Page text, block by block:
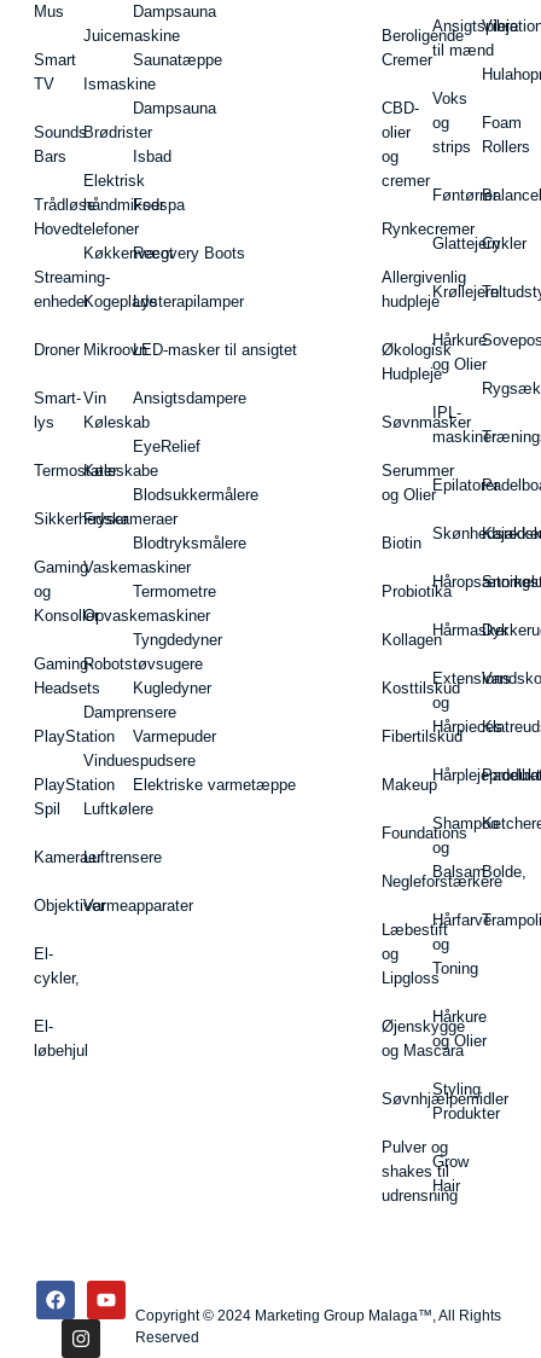
Mus
Smart
TV
Sounds
Bars
Trådløse
Hovedtelefoner
Streaming-
enheder
Droner
Smart-
lys
Termostater
Sikkerhedskameraer
Gaming
og
Konsoller
Gaming-
Headsets
PlayStation
PlayStation
Spil
Kameraer
Objektiver
El-
cykler,
El-
løbehjul
Juicemaskine
Ismaskine
Brødrister
Elektrisk
håndmikser
Køkkenvægt
Kogeplade
Mikroovn
Vin
Køleskab
Køleskabe
Fryser
Vaskemaskiner
Opvaskemaskiner
Robotstøvsugere
Damprensere
Vinduespudsere
Luftkølere
Luftrensere
Varmeapparater
Dampsauna
Saunatæppe
Dampsauna
Isbad
Fodspa
Recovery Boots
Lysterapilamper
LED-masker til ansigtet
Ansigtsdampere
EyeRelief
Blodsukkermålere
Blodtryksmålere
Termometre
Tyngdedyner
Kugledyner
Varmepuder
Elektriske varmetæppe
Beroligende
Cremer
CBD-
olier
og
cremer
Rynkecremer
Allergivenlig
hudpleje
Økologisk
Hudpleje
Søvnmasker
Serummer
og Olier
Biotin
Probiotika
Kollagen
Kosttilskud
Fibertilskud
Makeup
Foundations
Negleforstærkere
Læbestift
og
Lipgloss
Øjenskygge
og Mascara
Søvnhjælpemidler
Pulver og
shakes til
udrensning
Ansigtspleje
til mænd
Voks
og
strips
Føntørrer
Glattejern
Krøllejern
Hårkure
og Olier
IPL-
maskiner
Epilatorer
Hårmasker
Extensions
og
Hårpieces
Shampoo
og
Balsam
Hårfarve
og
Toning
Hårkure
og Olier
Styling
Produkter
Grow
Hair
Foam
Rollers
Cykler
Vandsko
Bolde,
Copyright © 2024 Marketing Group Malaga™, All Rights
Reserved